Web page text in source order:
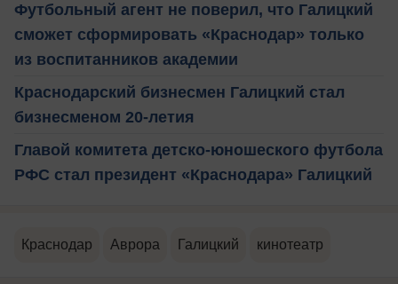
Футбольный агент не поверил, что Галицкий
сможет сформировать «Краснодар» только
из воспитанников академии
Краснодарский бизнесмен Галицкий стал
бизнесменом 20-летия
Главой комитета детско-юношеского футбола
РФС стал президент «‎Краснодара» Галицкий
Краснодар Аврора Галицкий кинотеатр